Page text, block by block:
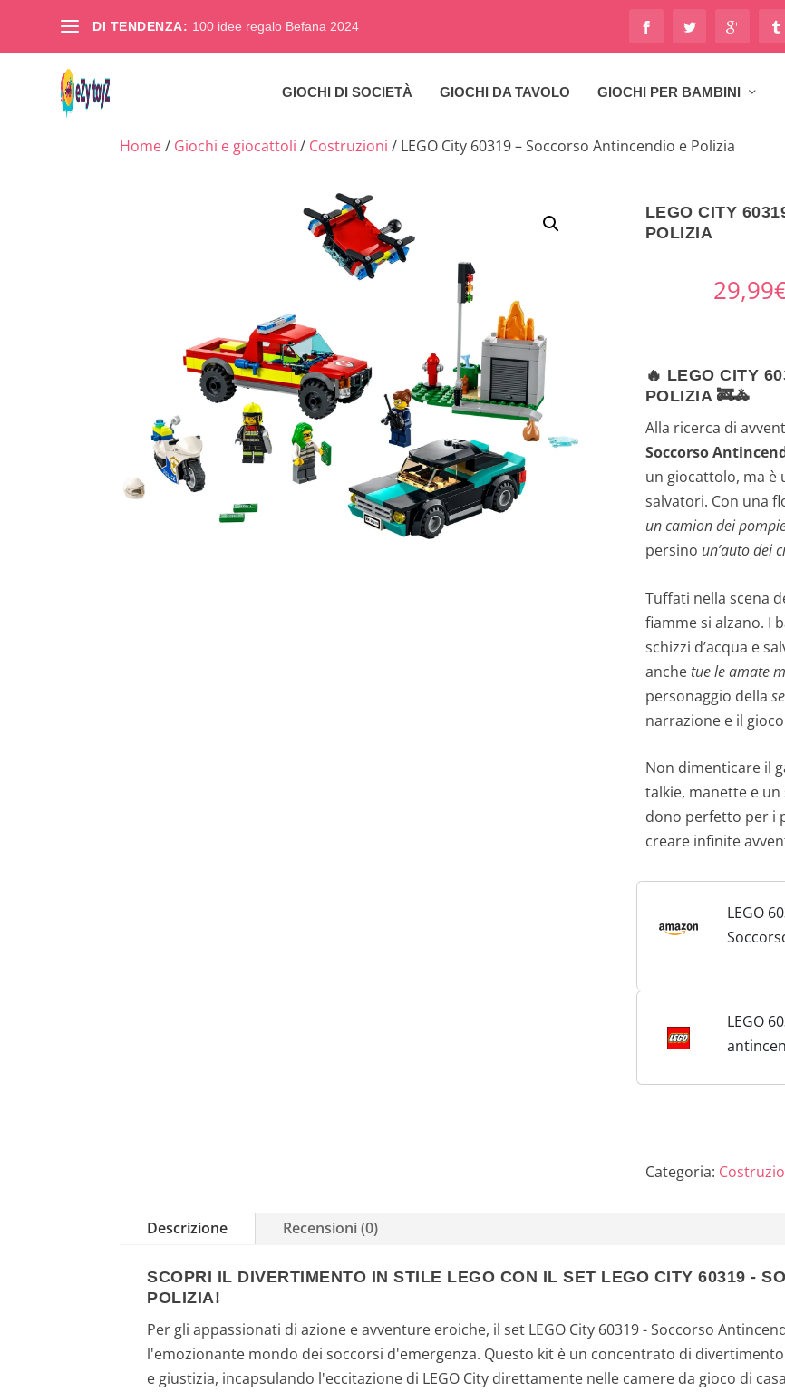
DI TENDENZA: 100 idee regalo Befana 2024
GIOCHI DI SOCIETÀ GIOCHI DA TAVOLO GIOCHI PER BAMBINI
Home/ Giochi e giocattoli / Costruzioni / LEGO City 60319 – Soccorso Antincendio e Polizia
LEGO CITY
POLIZIA
29,99
🔥 LEGO CITY
POLIZIA 🚒🚓
Alla ricerca di
Soccorso
un giocattolo, ma è
salvatori. Con una
un camion dei
persino un’auto dei
Tuffati nella scena
fiamme si alzano. I
schizzi d’acqua e
anche tue le amate
personaggio della
narrazione e il
Non dimenticare il
talkie, manette e un
dono perfetto per i
creare infinite
LEGO
Polizia,
Auto e
anno+
LEGO
Categoria:
Descrizione Recensioni (0)
SCOPRI IL DIVERTIMENTO IN STILE LEGO CON IL SET LEGO CITY 60319 -
POLIZIA!
Per gli appassionati di azione e avventure eroiche, il set LEGO City 60319 - Soccorso
l'emozionante mondo dei soccorsi d'emergenza. Questo kit è un concentrato di
e giustizia, incapsulando l'eccitazione di LEGO City direttamente nelle camere da gioco di